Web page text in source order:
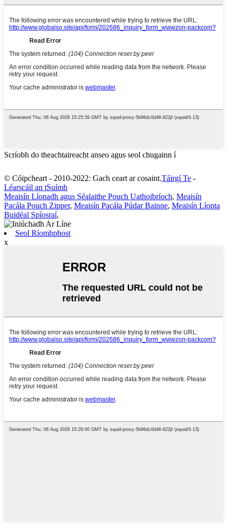
Scríobh do theachtaireacht anseo agus seol chugainn í
© Cóipcheart - 2010-2022: Gach ceart ar cosaint.Táirgí Te -
Léarscáil an tSuímh
Meaisín Líonadh agus Séalaithe Pouch Uathoibríoch, Meaisín
Pacála Pouch Zipper, Meaisín Pacála Púdar Bainne, Meaisín Líonta
Buidéal Spíosraí,
Seol Ríomhphost
x